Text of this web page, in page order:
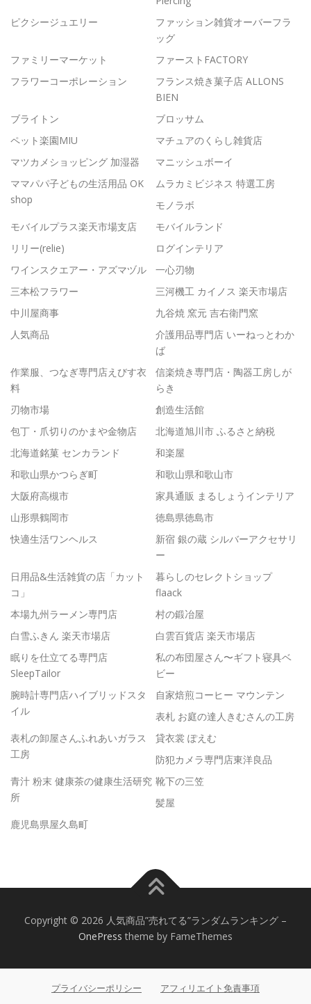
ピクシージュエリー
ファッション雑貨オーバーフラ
ッグ
ファミリーマーケット
ファーストFACTORY
フラワーコーポレーション
フランス焼き菓子店 ALLONS
BIEN
ブライトン
ブロッサム
ペット楽園MIU
マチュアのくらし雑貨店
マツカメショッピング 加湿器
マニッシュボーイ
ママパパ子どもの生活用品 OK
shop
ムラカミビジネス 特選工房
モノラボ
モバイルプラス楽天市場支店
モバイルランド
リリー(relie)
ログインテリア
ワインスクエアー・アズマヅル
一心刃物
三本松フラワー
三河機工 カイノス 楽天市場店
中川屋商事
九谷焼 窯元 吉右衛門窯
人気商品
介護用品専門店 いーねっとわか
ば
作業服、つなぎ専門店えびす衣
料
信楽焼き専門店・陶器工房しが
らき
刃物市場
創造生活館
包丁・爪切りのかまや金物店
北海道旭川市 ふるさと納税
北海道銘菓 センカランド
和楽屋
和歌山県かつらぎ町
和歌山県和歌山市
大阪府高槻市
家具通販 まるしょうインテリア
山形県鶴岡市
徳島県徳島市
快適生活ワンヘルス
新宿 銀の蔵 シルバーアクセサリ
ー
日用品&生活雑貨の店「カット
コ」
暮らしのセレクトショップ
flaack
本場九州ラーメン専門店
村の鍛冶屋
白雪ふきん 楽天市場店
白雲百貨店 楽天市場店
眠りを仕立てる専門店
SleepTailor
私の布団屋さん〜ギフト寝具ベ
ビー
腕時計専門店ハイブリッドスタ
イル
自家焙煎コーヒー マウンテン
表札 お庭の達人きむさんの工房
表札の卸屋さんふれあいガラス
工房
貸衣裳 ぽえむ
防犯カメラ専門店東洋良品
青汁 粉末 健康茶の健康生活研究
所
靴下の三笠
髪屋
鹿児島県屋久島町
Copyright © 2026 人気商品”売れてる”ランダムランキング –
OnePress theme by FameThemes
プライバシーポリシー アフィリエイト免責事項